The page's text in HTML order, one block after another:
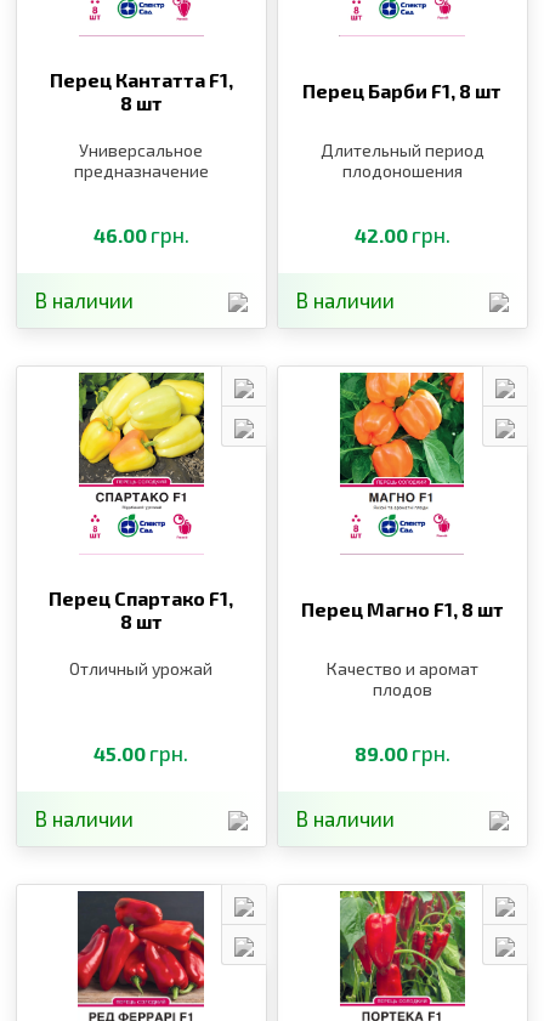
Перец Кантатта F1,
8 шт
Универсальное
предназначение
46.00 грн.
В наличии
Перец Барби F1, 8 шт
Длительный период
плодоношения
42.00 грн.
В наличии
Перец Спартако F1,
8 шт
Отличный урожай
45.00 грн.
В наличии
Перец Магно F1, 8 шт
Качество и аромат
плодов
89.00 грн.
В наличии